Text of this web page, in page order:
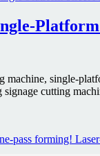
machine, single-
cutting